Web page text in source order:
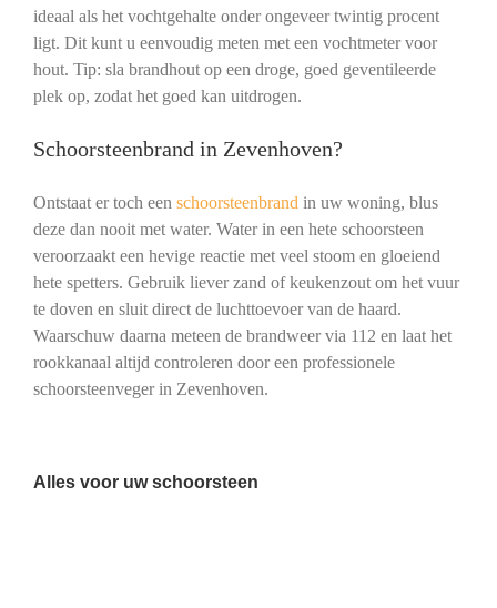
ideaal als het vochtgehalte onder ongeveer twintig procent
ligt. Dit kunt u eenvoudig meten met een vochtmeter voor
hout. Tip: sla brandhout op een droge, goed geventileerde
plek op, zodat het goed kan uitdrogen.
Schoorsteenbrand in Zevenhoven?
Ontstaat er toch een schoorsteenbrand in uw woning, blus
deze dan nooit met water. Water in een hete schoorsteen
veroorzaakt een hevige reactie met veel stoom en gloeiend
hete spetters. Gebruik liever zand of keukenzout om het vuur
te doven en sluit direct de luchttoevoer van de haard.
Waarschuw daarna meteen de brandweer via 112 en laat het
rookkanaal altijd controleren door een professionele
schoorsteenveger in Zevenhoven.
Alles voor uw schoorsteen